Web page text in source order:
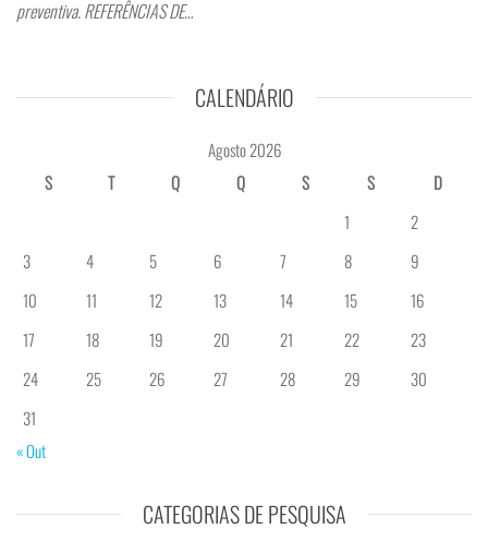
preventiva. REFERÊNCIAS DE…
CALENDÁRIO
Agosto 2026
S
T Q Q S S
D
1
2
3
4 5 6 7 8
9
10
11 12 13 14 15
16
17
18 19 20 21 22
23
24
25 26 27 28 29
30
31
« Out
CATEGORIAS DE PESQUISA